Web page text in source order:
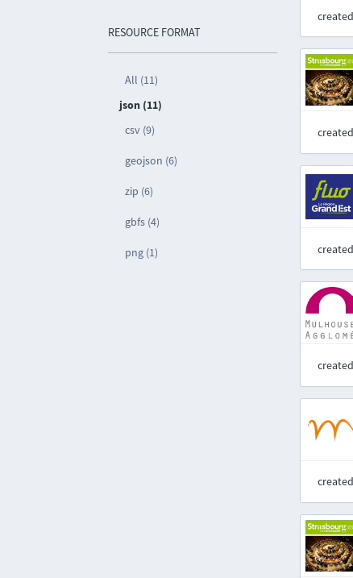
RESOURCE FORMAT
All (11)
json (11)
csv (9)
geojson (6)
zip (6)
gbfs (4)
png (1)